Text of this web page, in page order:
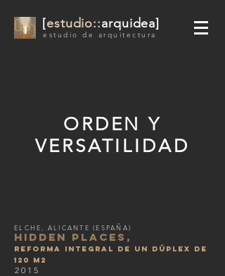
estudio de arquitectura
[estudio::arquidea]
ORDEN Y
VERSATILIDAD
ELCHE, ALICANTE (ESPAÑA)
HIDDEN PLACES,
REFORMA INTEGRAL DE UN DÚPLEX DE
120 M2
2015